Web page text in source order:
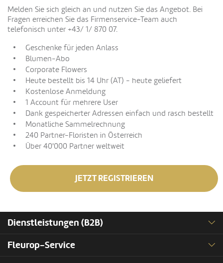
Melden Sie sich gleich an und nutzen Sie das Angebot. Bei
Fragen erreichen Sie das Firmenservice-Team auch
telefonisch unter +43/ 1/ 870 07.
Geschenke für jeden Anlass
Blumen-Abo
Corporate Flowers
Heute bestellt bis 14 Uhr (AT) - heute geliefert
Kostenlose Anmeldung
1 Account für mehrere User
Dank gespeicherter Adressen einfach und rasch bestellt
Monatliche Sammelrechnung
240 Partner-Floristen in Österreich
Über 40'000 Partner weltweit
JETZT REGISTRIEREN
Dienstleistungen (B2B)
Fleurop-Service